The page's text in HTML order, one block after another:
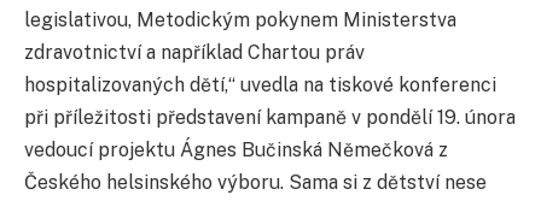
legislativou, Metodickým pokynem Ministerstva
zdravotnictví a například Chartou práv
hospitalizovaných dětí,“ uvedla na tiskové konferenci
při příležitosti představení kampaně v pondělí 19. února
vedoucí projektu Ágnes Bučinská Němečková z
Českého helsinského výboru. Sama si z dětství nese